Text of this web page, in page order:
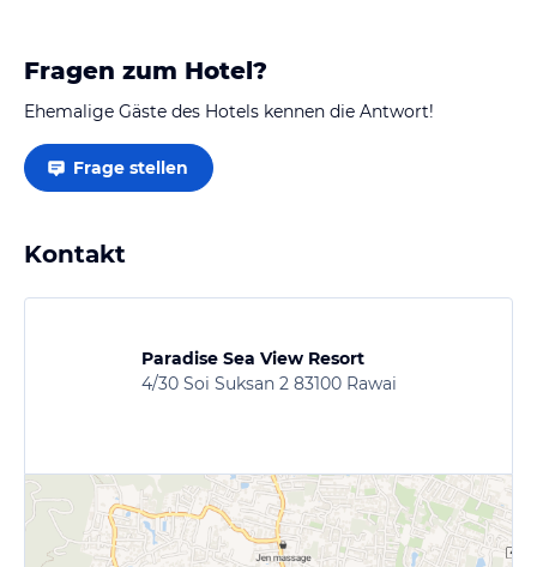
Fragen zum Hotel?
Ehemalige Gäste des Hotels kennen die Antwort!
Frage stellen
Kontakt
Paradise Sea View Resort
4/30 Soi Suksan 2 83100 Rawai